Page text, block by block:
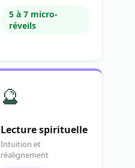
5 à 7 micro-
réveils
🔮
Lecture spirituelle
Intuition et
réalignement